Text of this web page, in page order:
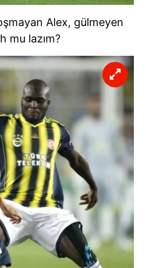
Alex, gülmeyen
mu lazım?